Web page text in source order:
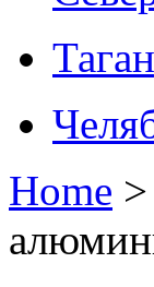
Home >